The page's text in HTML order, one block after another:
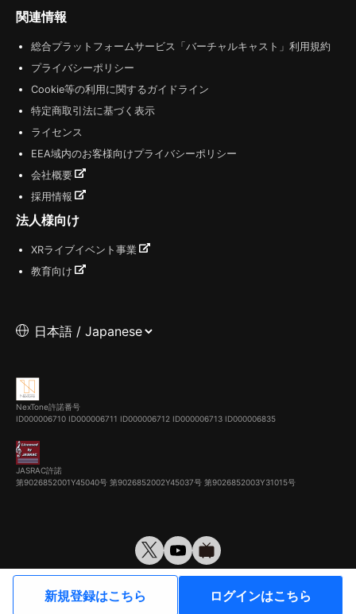
新規登録はこちら ログインはこちら
関連情報
総合プラットフォームサービス「バーチャルキャスト」利用規約
プライバシーポリシー
Cookie等の利用に関するガイドライン
特定商取引法に基づく表示
ライセンス
EEA域内のお客様向けプライバシーポリシー
会社概要
採用情報
法人様向け
XRライブイベント事業
教育向け
NexTone許諾番号
ID000006710 ID000006711 ID000006712 ID000006713 ID000006835
JASRAC許諾
第9026852001Y45040号 第9026852002Y45037号 第9026852003Y31015号
© VirtualCast, Inc. All rights reserved.